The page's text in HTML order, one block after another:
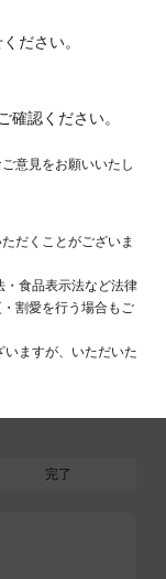
ださい。
確認ください。
意見をお願いいたし
だくことがございま
・食品表示法など法律
割愛を行う場合もご
ますが、いただいた
完了